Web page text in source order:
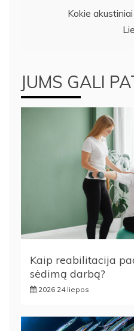
Kokie
JUMS GALI
Kaip reabilitacija
sėdimą darbą?
2026 24 liepos